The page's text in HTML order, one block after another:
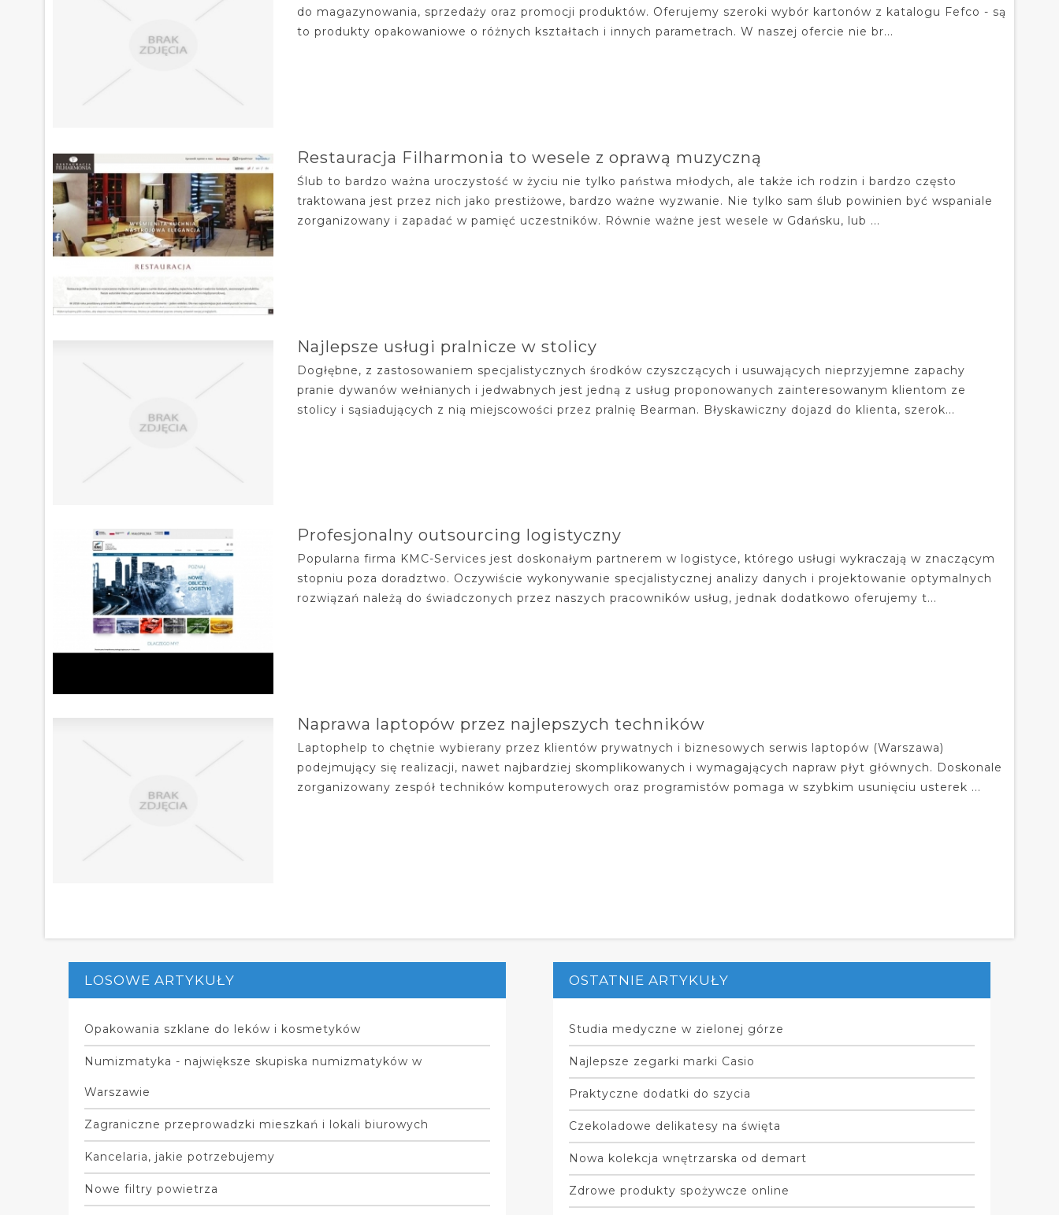
do magazynowania, sprzedaży oraz promocji produktów. Oferujemy szeroki wybór kartonów z katalogu Fefco - są
to produkty opakowaniowe o różnych kształtach i innych parametrach. W naszej ofercie nie br...
Restauracja Filharmonia to wesele z oprawą muzyczną
Ślub to bardzo ważna uroczystość w życiu nie tylko państwa młodych, ale także ich rodzin i bardzo często
traktowana jest przez nich jako prestiżowe, bardzo ważne wyzwanie. Nie tylko sam ślub powinien być wspaniale
zorganizowany i zapadać w pamięć uczestników. Równie ważne jest wesele w Gdańsku, lub ...
Najlepsze usługi pralnicze w stolicy
Dogłębne, z zastosowaniem specjalistycznych środków czyszczących i usuwających nieprzyjemne zapachy
pranie dywanów wełnianych i jedwabnych jest jedną z usług proponowanych zainteresowanym klientom ze
stolicy i sąsiadujących z nią miejscowości przez pralnię Bearman. Błyskawiczny dojazd do klienta, szerok...
Profesjonalny outsourcing logistyczny
Popularna firma KMC-Services jest doskonałym partnerem w logistyce, którego usługi wykraczają w znaczącym
stopniu poza doradztwo. Oczywiście wykonywanie specjalistycznej analizy danych i projektowanie optymalnych
rozwiązań należą do świadczonych przez naszych pracowników usług, jednak dodatkowo oferujemy t...
Naprawa laptopów przez najlepszych techników
Laptophelp to chętnie wybierany przez klientów prywatnych i biznesowych serwis laptopów (Warszawa)
podejmujący się realizacji, nawet najbardziej skomplikowanych i wymagających napraw płyt głównych. Doskonale
zorganizowany zespół techników komputerowych oraz programistów pomaga w szybkim usunięciu usterek ...
LOSOWE ARTYKUŁY
Opakowania szklane do leków i kosmetyków
Numizmatyka - największe skupiska numizmatyków w
Warszawie
Zagraniczne przeprowadzki mieszkań i lokali biurowych
Kancelaria, jakie potrzebujemy
Nowe filtry powietrza
OSTATNIE ARTYKUŁY
Studia medyczne w zielonej górze
Najlepsze zegarki marki Casio
Praktyczne dodatki do szycia
Czekoladowe delikatesy na święta
Nowa kolekcja wnętrzarska od demart
Zdrowe produkty spożywcze online